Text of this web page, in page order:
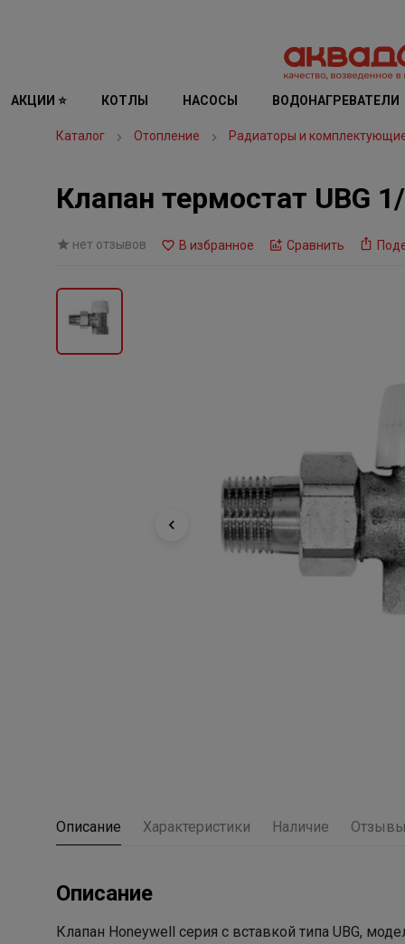
АКЦИИ ⭐ КОТЛЫ НАСОСЫ ВОДОНАГРЕВАТЕЛИ
Каталог Отопление Радиаторы и
Клапан термостат UBG
нет отзывов В избранное Сравнить
Описание Характеристики Наличие Отзывы
Описание
Клапан Honeywell серия с вставкой типа UBG,